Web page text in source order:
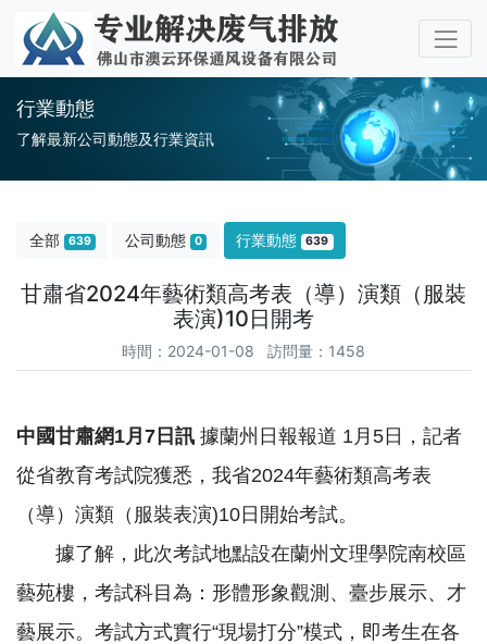
行業動態
了解最新公司動態及行業資訊
全部 639 公司動態 0 行業動態 639
甘肅省2024年藝術類高考表（導）演類（服裝
表演)10日開考
時間：2024-01-08 訪問量：1458
中國甘肅網1月7日訊 據蘭州日報報道 1月5日，記者
從省教育考試院獲悉，我省2024年藝術類高考表
（導）演類（服裝表演)10日開始考試。
據了解，此次考試地點設在蘭州文理學院南校區
藝苑樓，考試科目為：形體形象觀測、臺步展示、才
藝展示。考試方式實行“現場打分”模式，即考生在各